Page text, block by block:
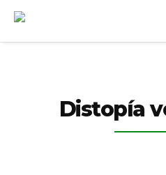
Distopía